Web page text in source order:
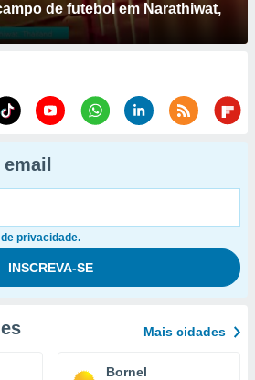
de futebol em Narathiwat,
privacidade.
Mais cidades
Bornel